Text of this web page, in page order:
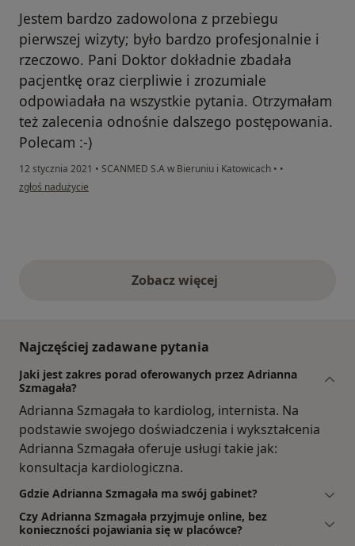
Jestem bardzo zadowolona z przebiegu
pierwszej wizyty; było bardzo profesjonalnie i
rzeczowo. Pani Doktor dokładnie zbadała
pacjentkę oraz cierpliwie i zrozumiale
odpowiadała na wszystkie pytania. Otrzymałam
też zalecenia odnośnie dalszego postępowania.
Polecam :-)
12 stycznia 2021 • SCANMED S.A w Bieruniu i Katowicach • •
w opinii użytkownika B.P.
zgłoś nadużycie
Zobacz więcejopinie powyżej
Najczęściej zadawane pytania
Jaki jest zakres porad oferowanych przez Adrianna
Szmagała?
Adrianna Szmagała to kardiolog, internista. Na
podstawie swojego doświadczenia i wykształcenia
Adrianna Szmagała oferuje usługi takie jak:
konsultacja kardiologiczna.
Gdzie Adrianna Szmagała ma swój gabinet?
Czy Adrianna Szmagała przyjmuje online, bez
konieczności pojawiania się w placówce?